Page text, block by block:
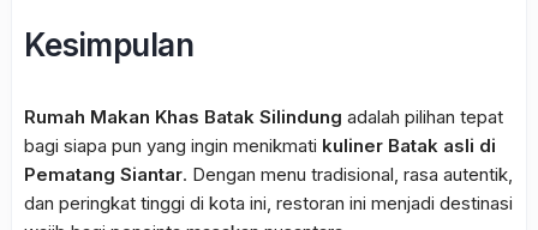
Kesimpulan
Rumah Makan Khas Batak Silindung adalah pilihan tepat
bagi siapa pun yang ingin menikmati kuliner Batak asli di
Pematang Siantar. Dengan menu tradisional, rasa autentik,
dan peringkat tinggi di kota ini, restoran ini menjadi destinasi